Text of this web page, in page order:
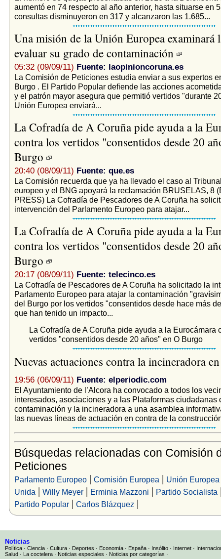
aumentó en 74 respecto al año anterior, hasta situarse en
consultas disminuyeron en 317 y alcanzaron las 1.685...
Una misión de la Unión Europea examinará
evaluar su grado de contaminación
05:32 (09/09/11) Fuente: laopinioncoruna.es
La Comisión de Peticiones estudia enviar a sus expertos
Burgo . El Partido Popular defiende las acciones
y el patrón mayor asegura que permitió vertidos "durante
Unión Europea enviará...
La Cofradía de A Coruña pide ayuda a la
contra los vertidos "consentidos desde 20
Burgo
20:40 (08/09/11) Fuente: que.es
La Comisión recuerda que ya ha llevado el caso al
europeo y el BNG apoyará la reclamación BRUSELAS, 8
PRESS) La Cofradía de Pescadores de A Coruña ha
intervención del Parlamento Europeo para atajar...
La Cofradía de A Coruña pide ayuda a la
contra los vertidos "consentidos desde 20
Burgo
20:17 (08/09/11) Fuente: telecinco.es
La Cofradía de Pescadores de A Coruña ha solicitado la
Parlamento Europeo para atajar la contaminación
del Burgo por los vertidos "consentidos desde hace más
que han tenido un impacto...
La Cofradía de A Coruña pide ayuda a la Eurocámara
vertidos "consentidos desde 20 años" en O Burgo
Nuevas actuaciones contra la incineradora
19:56 (06/09/11) Fuente: elperiodic.com
El Ayuntamiento de l’Alcora ha convocado a todos los
interesados, asociaciones y a las Plataformas ciudadanas
contaminación y la incineradora a una asamblea
las nuevas líneas de actuación en contra de la
Búsquedas relacionadas con Comisión
Peticiones
Parlamento Europeo| Comisión Europea | Unión Europea
Unida | Willy Meyer| Erminia Mazzoni | Partido Socialista
Partido Popular| Carlos Blázquez |
Noticias
Política · Ciencia · Cultura · Deportes · Economía · España · Insólito · Internet ·
Salud · La coctelera · Noticias especiales · Noticias por categorías ·